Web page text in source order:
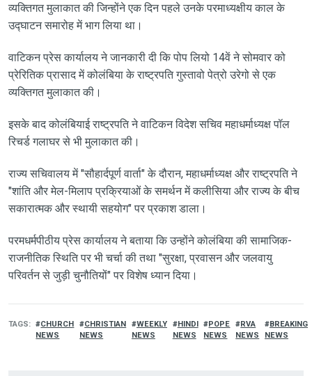
व्यक्तिगत मुलाकात की जिन्होंने एक दिन पहले उनके परमाध्यक्षीय काल के
उद्घाटन समारोह में भाग लिया था।
वाटिकन प्रेस कार्यालय ने जानकारी दी कि पोप लियो 14वें ने सोमवार को
प्रेरितिक प्रासाद में कोलंबिया के राष्ट्रपति गुस्तावो पेत्रो उरेगो से एक
व्यक्तिगत मुलाकात की।
इसके बाद कोलंबियाई राष्ट्रपति ने वाटिकन विदेश सचिव महाधर्माध्यक्ष पॉल
रिचर्ड गलाघर से भी मुलाकात की।
राज्य सचिवालय में "सौहार्दपूर्ण वार्ता" के दौरान, महाधर्माध्यक्ष और राष्ट्रपति ने
"शांति और मेल-मिलाप प्रक्रियाओं के समर्थन में कलीसिया और राज्य के बीच
सकारात्मक और स्थायी सहयोग" पर प्रकाश डाला।
परमधर्मपीठीय प्रेस कार्यालय ने बताया कि उन्होंने कोलंबिया की सामाजिक-
राजनीतिक स्थिति पर भी चर्चा की तथा "सुरक्षा, प्रवासन और जलवायु
परिवर्तन से जुड़ी चुनौतियों" पर विशेष ध्यान दिया।
TAGS
CHURCH
NEWS
CHRISTIAN
NEWS
WEEKLY
NEWS
HINDI
NEWS
POPE
NEWS
RVA
NEWS
BREAKING
NEWS